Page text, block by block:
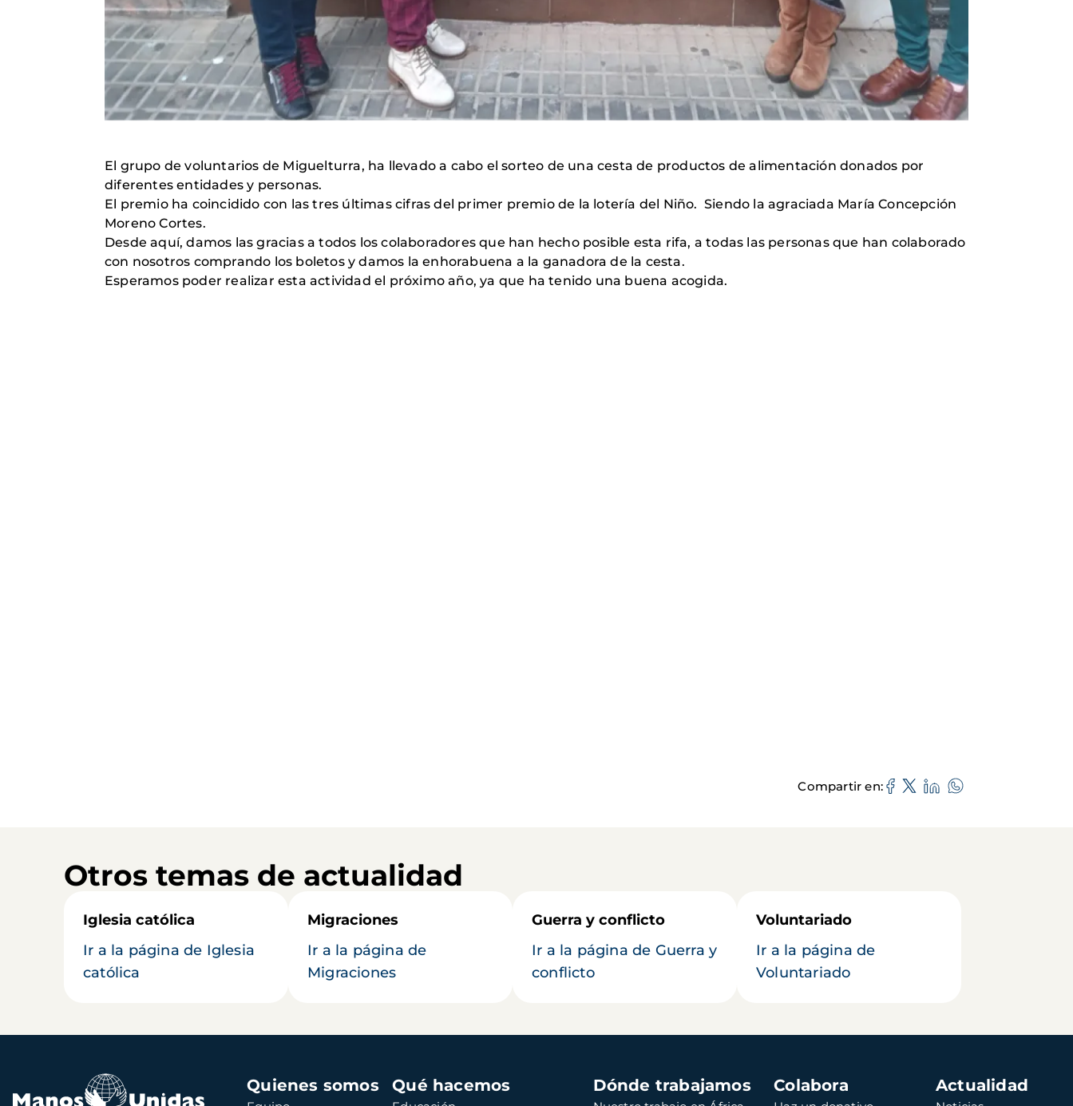
El grupo de voluntarios de Miguelturra, ha llevado a cabo el sorteo de una cesta de productos de alimentación donados por
diferentes entidades y personas.
El premio ha coincidido con las tres últimas cifras del primer premio de la lotería del Niño. Siendo la agraciada María Concepción
Moreno Cortes.
Desde aquí, damos las gracias a todos los colaboradores que han hecho posible esta rifa, a todas las personas que han colaborado
con nosotros comprando los boletos y damos la enhorabuena a la ganadora de la cesta.
Esperamos poder realizar esta actividad el próximo año, ya que ha tenido una buena acogida.
Compartir en
Otros temas de actualidad
Iglesia católica
Ir a la página de Iglesia
católica
Migraciones
Ir a la página de
Migraciones
Guerra y conflicto
Ir a la página de Guerra y
conflicto
Voluntariado
Ir a la página de
Voluntariado
Navegación
principal
Quienes somos Qué hacemos Dónde trabajamos Colabora Actualidad